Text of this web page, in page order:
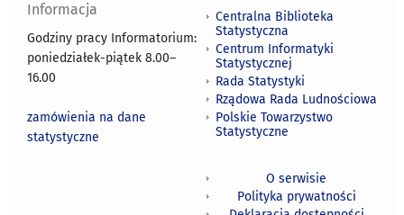
Informacja
Godziny pracy Informatorium:
poniedziałek-piątek 8.00–
16.00
zamówienia na dane
statystyczne
Centralna Biblioteka
Statystyczna
Centrum Informatyki
Statystycznej
Rada Statystyki
Rządowa Rada Ludnościowa
Polskie Towarzystwo
Statystyczne
O serwisie
Polityka prywatności